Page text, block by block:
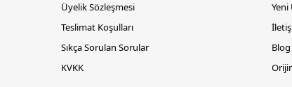
Üyelik Sözleşmesi
Teslimat Koşulları
Sıkça Sorulan Sorular
KVKK
Yeni
Blog